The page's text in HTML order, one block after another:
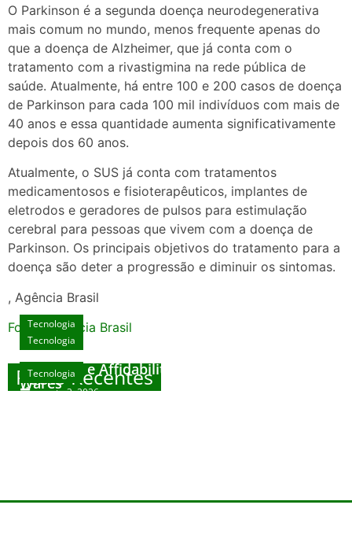
O Parkinson é a segunda doença neurodegenerativa
mais comum no mundo, menos frequente apenas do
que a doença de Alzheimer, que já conta com o
tratamento com a rivastigmina na rede pública de
saúde. Atualmente, há entre 100 e 200 casos de doença
de Parkinson para cada 100 mil indivíduos com mais de
40 anos e essa quantidade aumenta significativamente
depois dos 60 anos.
Atualmente, o SUS já conta com tratamentos
medicamentosos e fisioterapêuticos, implantes de
eletrodos e geradores de pulsos para estimulação
cerebral para pessoas que vivem com a doença de
Parkinson. Os principais objetivos do tratamento para a
doença são deter a progressão e diminuir os sintomas.
, Agência Brasil
Fonte: Agencia Brasil
Posts Recentes
Tecnologia
Unlock Exclusive Rewards at The Big Dog
House
agosto 3, 2026
Tecnologia
Sicurezza e Affidabilità di Mr Nulls Wicked
Wares
Tecnologia
Tecnologia